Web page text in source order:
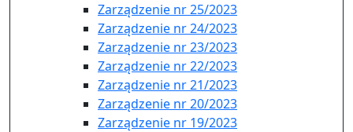
Zarządzenie nr 25/2023
Zarządzenie nr 24/2023
Zarządzenie nr 23/2023
Zarządzenie nr 22/2023
Zarządzenie nr 21/2023
Zarządzenie nr 20/2023
Zarządzenie nr 19/2023